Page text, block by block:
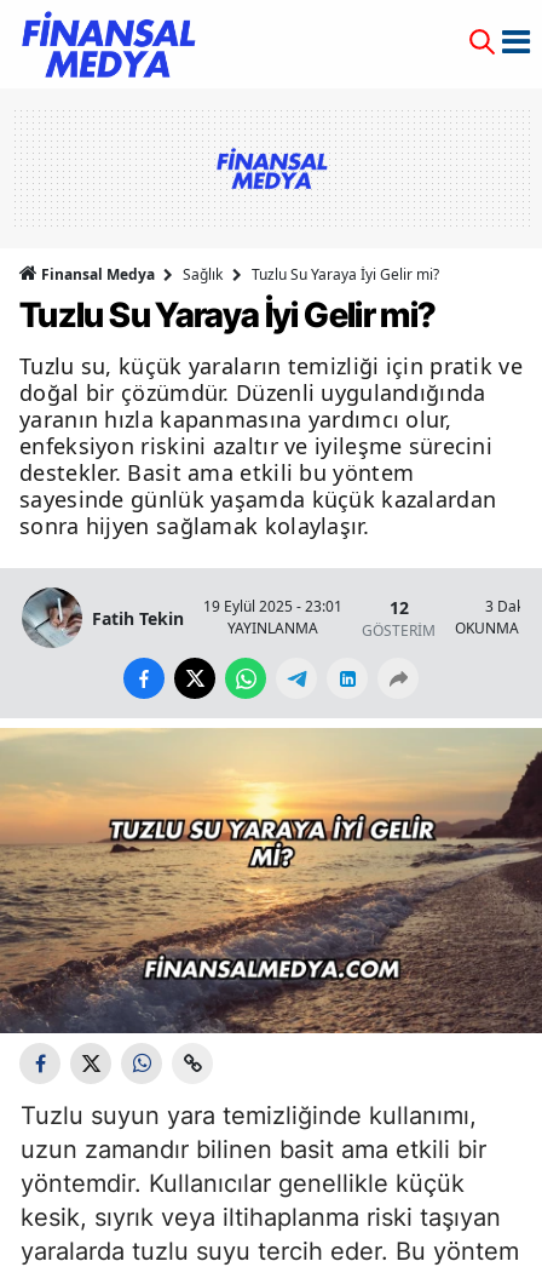
Finansal Medya Sağlık Tuzlu Su Yaraya İyi Gelir mi?
Tuzlu Su Yaraya İyi Gelir mi?
Tuzlu su, küçük yaraların temizliği için pratik ve
doğal bir çözümdür. Düzenli uygulandığında
yaranın hızla kapanmasına yardımcı olur,
enfeksiyon riskini azaltır ve iyileşme sürecini
destekler. Basit ama etkili bu yöntem
sayesinde günlük yaşamda küçük kazalardan
sonra hijyen sağlamak kolaylaşır.
Fatih Tekin
19 Eylül 2025 - 23:01
YAYINLANMA
12
GÖSTERİM
3 Dakika
OKUNMA
Tuzlu suyun yara temizliğinde kullanımı,
uzun zamandır bilinen basit ama etkili bir
yöntemdir. Kullanıcılar genellikle küçük
kesik, sıyrık veya iltihaplanma riski taşıyan
yaralarda tuzlu suyu tercih eder. Bu yöntem